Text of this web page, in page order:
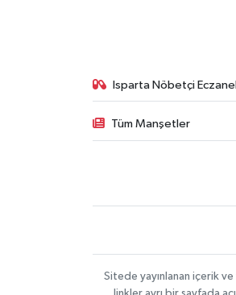
Isparta Nöbetçi
Tüm Manşetler
Sitede yayınlanan içerik